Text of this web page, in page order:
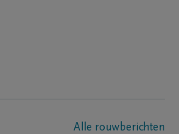
Alle rouwberichten